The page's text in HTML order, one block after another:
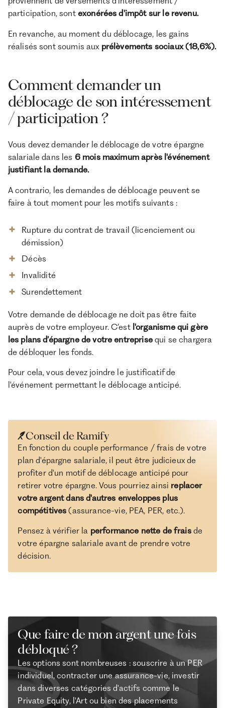
participation, sont exonérées d'impôt sur le revenu.
En revanche, au moment du déblocage, les gains
réalisés sont soumis aux prélèvements sociaux (18,6%).
Comment demander un
déblocage de son intéressement
/ participation ?
Vous devez demander le déblocage de votre épargne
salariale dans les 6 mois maximum après l'événement
justifiant la demande.
A contrario, les demandes de déblocage peuvent se
faire à tout moment pour les motifs suivants :
Rupture du contrat de travail (licenciement ou
démission)
Décès
Invalidité
Surendettement
Votre demande de déblocage ne doit pas être faite
auprès de votre employeur. C’est l'organisme qui gère
les plans d’épargne de votre entreprisequi se chargera
de débloquer les fonds.
Pour cela, vous devez joindre le justificatif de
l'événement permettant le déblocage anticipé.
Conseil de Ramify
En fonction du couple performance / frais de votre
plan d'épargne salariale, il peut être judicieux de
profiter d'un motif de déblocage anticipé pour
retirer votre épargne. Vous pourriez ainsi replacer
votre argent dans d'autres enveloppes plus
compétitives (assurance-vie, PEA, PER, etc.).
Pensez à vérifier la performance nette de fraisde
votre épargne salariale avant de prendre votre
décision.
Que faire de mon argent une fois
débloqué ?
Les options sont nombreuses : souscrire à un PER
individuel, contracter une assurance-vie, investir
dans diverses catégories d'actifs comme le
Private Equity, l'Art ou bien des placements